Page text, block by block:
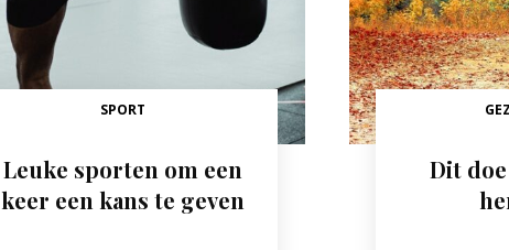
SPORT
Leuke sporten om een
keer een kans te geven
Dit